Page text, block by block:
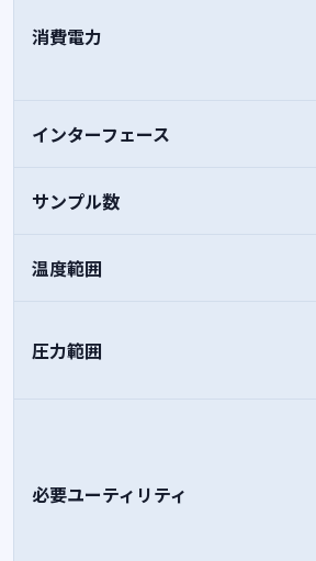
消費電力
インターフェース
サンプル数
温度範囲
圧力範囲
必要ユーティリティ